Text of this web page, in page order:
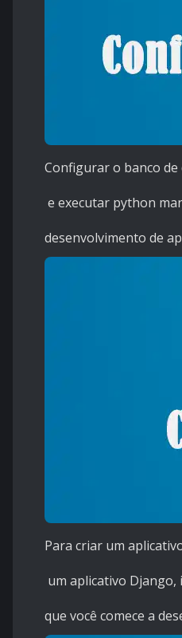
Configurar o banco
e executar python
desenvolvimento de
Para criar um
um aplicativo Django,
que você comece a